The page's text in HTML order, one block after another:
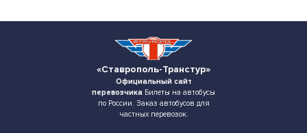
«Ставрополь-Транстур»
Официальный сайт
перевозчика Билеты на автобусы
по России. Заказ автобусов для
частных перевозок.